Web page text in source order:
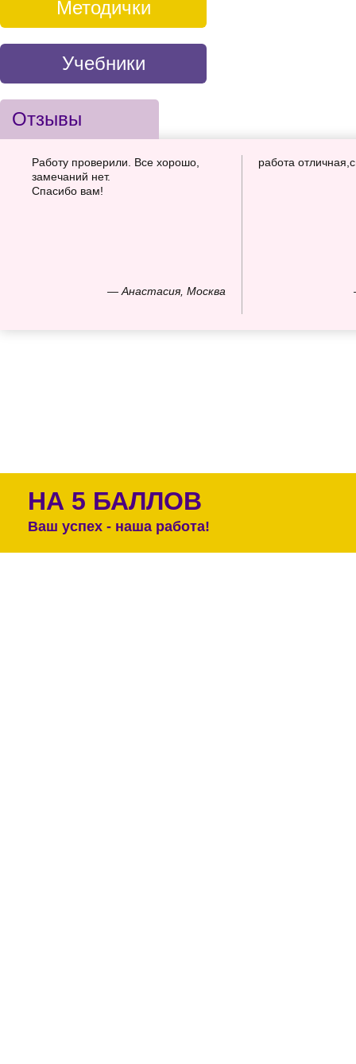
Методички
Учебники
Отзывы
— Анастасия, Москва
Работу проверили. Все хорошо,
замечаний нет.
Спасибо вам!
работа
НА 5 БАЛЛОВ
Ваш успех - наша работа!